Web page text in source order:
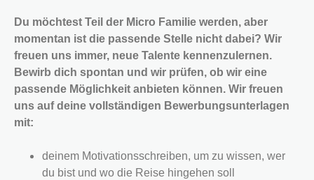
Du möchtest Teil der Micro Familie werden, aber
momentan ist die passende Stelle nicht dabei? Wir
freuen uns immer, neue Talente kennenzulernen.
Bewirb dich spontan und wir prüfen, ob wir eine
passende Möglichkeit anbieten können. Wir freuen
uns auf deine vollständigen Bewerbungsunterlagen
mit:
deinem Motivationsschreiben, um zu wissen, wer
du bist und wo die Reise hingehen soll